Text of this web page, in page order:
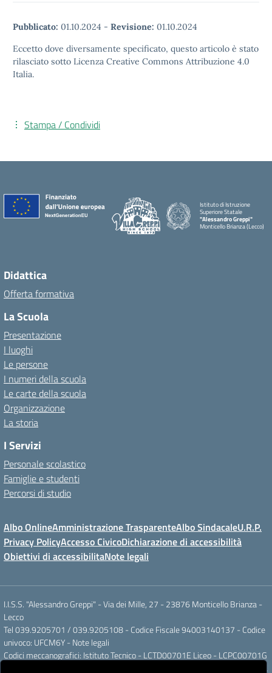
Pubblicato: 01.10.2024 - Revisione: 01.10.2024
Eccetto dove diversamente specificato, questo articolo è stato
rilasciato sotto Licenza Creative Commons Attribuzione 4.0
Italia.
Stampa / Condividi
Istituto di Istruzione
Superiore Statale
"Alessandro Greppi"
Monticello Brianza (Lecco)
Didattica
Offerta formativa
La Scuola
Presentazione
I luoghi
Le persone
I numeri della scuola
Le carte della scuola
Organizzazione
La storia
I Servizi
Personale scolastico
Famiglie e studenti
Percorsi di studio
Albo OnlineAmministrazione TrasparenteAlbo SindacaleU.R.P.
Privacy PolicyAccesso CivicoDichiarazione di accessibilità
Obiettivi di accessibilitaNote legali
I.I.S.S. "Alessandro Greppi" - Via dei Mille, 27 - 23876 Monticello Brianza -
Lecco
Tel 039.9205701 / 039.9205108 - Codice Fiscale 94003140137 - Codice
univoco: UFCM6Y - Note legali
Codici meccanografici: Istituto Tecnico - LCTD00701E Liceo - LCPC00701G
Posta elettronica ordinaria: LCIS007008@ISTRUZIONE.IT Posta elettronica